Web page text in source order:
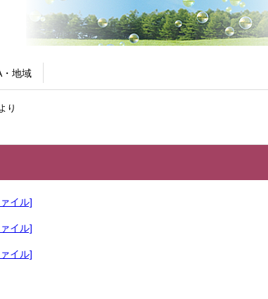
・地域
り
イル]
イル]
イル]